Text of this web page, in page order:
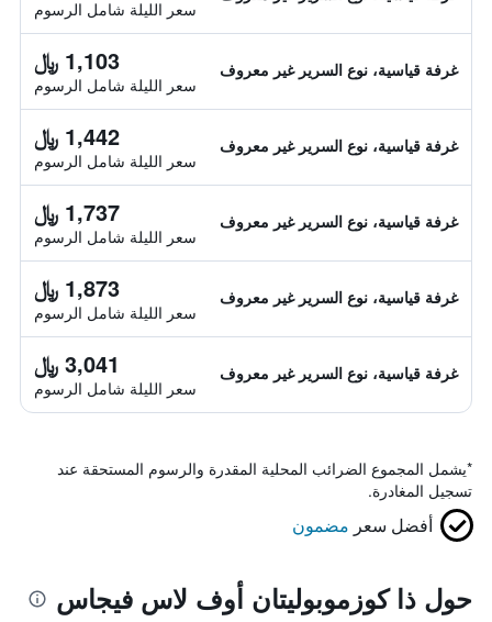
سعر الليلة شامل الرسوم
غرفة قياسية، نوع السرير غير معروف 1,103 ﷼
سعر الليلة شامل الرسوم
غرفة قياسية، نوع السرير غير معروف 1,442 ﷼
سعر الليلة شامل الرسوم
غرفة قياسية، نوع السرير غير معروف 1,737 ﷼
سعر الليلة شامل الرسوم
غرفة قياسية، نوع السرير غير معروف 1,873 ﷼
سعر الليلة شامل الرسوم
غرفة قياسية، نوع السرير غير معروف 3,041 ﷼
سعر الليلة شامل الرسوم
*يشمل المجموع الضرائب المحلية المقدرة والرسوم المستحقة عند
تسجيل المغادرة.
أفضل سعر مضمون
حول ذا كوزموبوليتان أوف لاس فيجاس